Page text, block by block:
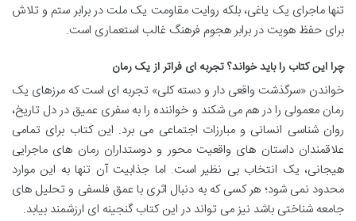
تنها ماجرای یک یاغی، بلکه روایت مقاومت یک ملت در برابر ستم و تلاش
برای حفظ هویت در برابر هجوم فرهنگ غالب استعماری است.
چرا این کتاب را باید خواند؟ تجربه ای فراتر از یک رمان
خواندن «سرگذشت واقعی دار و دسته کلی» تجربه ای است که مرزهای یک
رمان معمولی را در هم می شکند و خواننده را به سفری عمیق در دل تاریخ،
روان شناسی انسانی و مبارزات اجتماعی می برد. این کتاب برای تمامی
علاقمندان داستان های واقعیت محور و دوستداران رمان های ماجرایی
هیجانی، یک انتخاب بی نظیر است. اما جذابیت آن تنها به این موارد
محدود نمی شود؛ هر کسی که به دنبال اثری با عمق فلسفی و تحلیل های
جامعه شناختی باشد نیز می تواند در این کتاب گنجینه ای ارزشمند بیابد.